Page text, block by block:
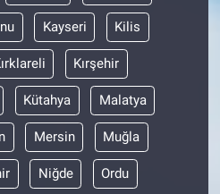
Kayseri Kilis
Kırşehir
Kütahya Malatya
Mersin Muğla
Niğde Ordu